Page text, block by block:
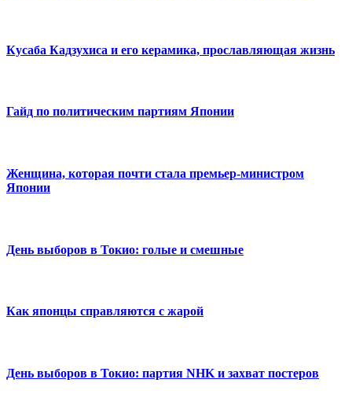
Кусаба Кадзухиса и его керамика, прославляющая жизнь
Гайд по политическим партиям Японии
Женщина, которая почти стала премьер-министром
Японии
День выборов в Токио: голые и смешные
Как японцы справляются с жарой
День выборов в Токио: партия NHK и захват постеров